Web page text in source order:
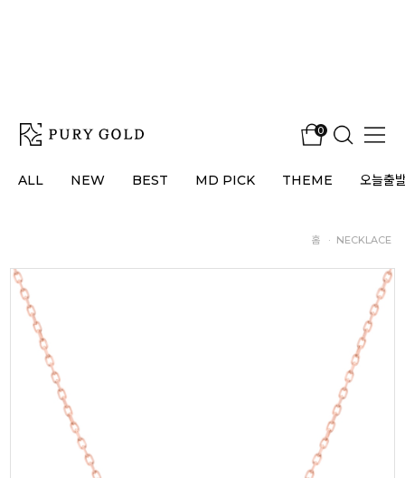
0
ALL NEW BEST MD PICK THEME 오늘출
홈 · NECKLACE